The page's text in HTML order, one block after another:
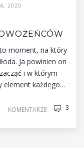
2020
moment, na który
Ja powinien on
i w którym
element każdego…
KOMENTARZE 3